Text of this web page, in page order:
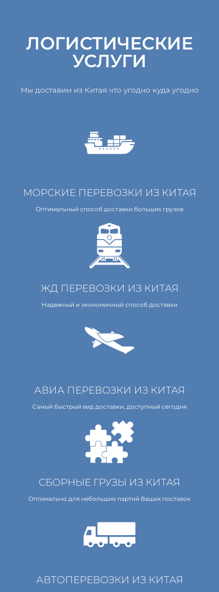
ЛОГИСТИЧЕСКИЕ
УСЛУГИ
Мы доставим из Китая что угодно куда угодно
МОРСКИЕ ПЕРЕВОЗКИ ИЗ КИТАЯ
Оптимальный способ доставки больших грузов
ЖД ПЕРЕВОЗКИ ИЗ КИТАЯ
Надежный и экономичный способ доставки
АВИА ПЕРЕВОЗКИ ИЗ КИТАЯ
Самый быстрый вид доставки, доступный сегодня
СБОРНЫЕ ГРУЗЫ ИЗ КИТАЯ
Оптимально для небольших партий Ваших поставок
АВТОПЕРЕВОЗКИ ИЗ КИТАЯ